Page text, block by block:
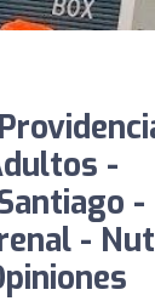
-
-
-